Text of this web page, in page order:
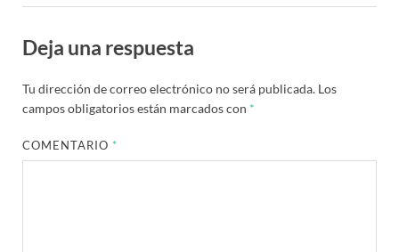
Deja una respuesta
Tu dirección de correo electrónico no será publicada. Los
campos obligatorios están marcados con *
COMENTARIO *